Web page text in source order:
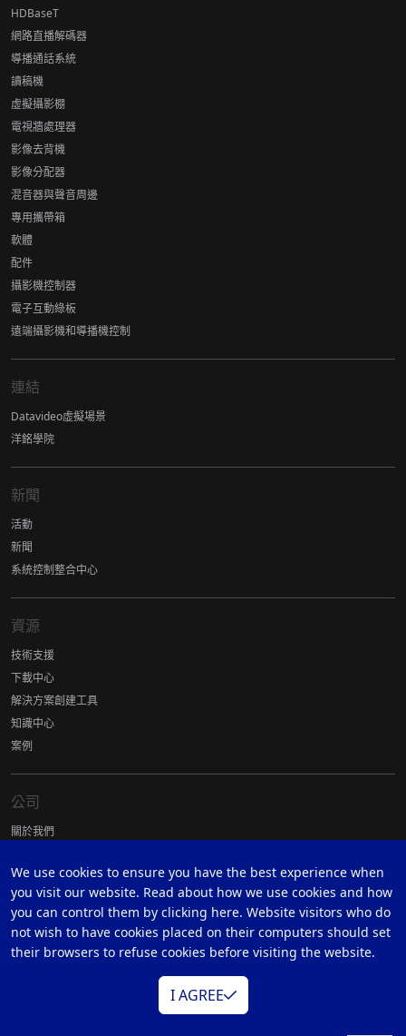
HDBaseT
網路直播解碼器
導播通話系統
讀稿機
虛擬攝影棚
電視牆處理器
影像去背機
影像分配器
混音器與聲音周邊
專用攜帶箱
軟體
配件
攝影機控制器
電子互動綠板
遠端攝影機和導播機控制
連結
Datavideo虛擬場景
洋銘學院
新聞
活動
新聞
系統控制整合中心
資源
技術支援
下載中心
解決方案創建工具
知識中心
案例
公司
關於我們
全球據點
銷售據點
隱私權政策
TAA Compliant Products
We use cookies to ensure you have the best experience when
you visit our website. Read about how we use cookies and how
you can control them by clicking here. Website visitors who do
not wish to have cookies placed on their computers should set
their browsers to refuse cookies before visiting the website.
I AGREE